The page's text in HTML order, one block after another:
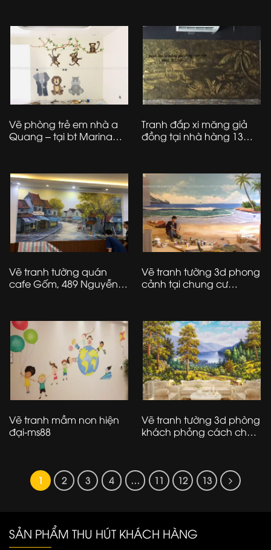
Vẽ phòng trẻ em nhà a
Quang – tại bt Marina
Tranh đắp xi măng giả
đồng tại nhà hàng 13
Vẽ tranh tường quán
cafe Gốm, 489 Nguyễn
Vẽ tranh tường 3d phong
cảnh tại chung cư
Vẽ tranh mầm non hiện
đại-ms88
Vẽ tranh tường 3d phòng
khách phỏng cách châu
1 2 3 4 … 11 12 13
SẢN PHẨM THU HÚT KHÁCH HÀNG